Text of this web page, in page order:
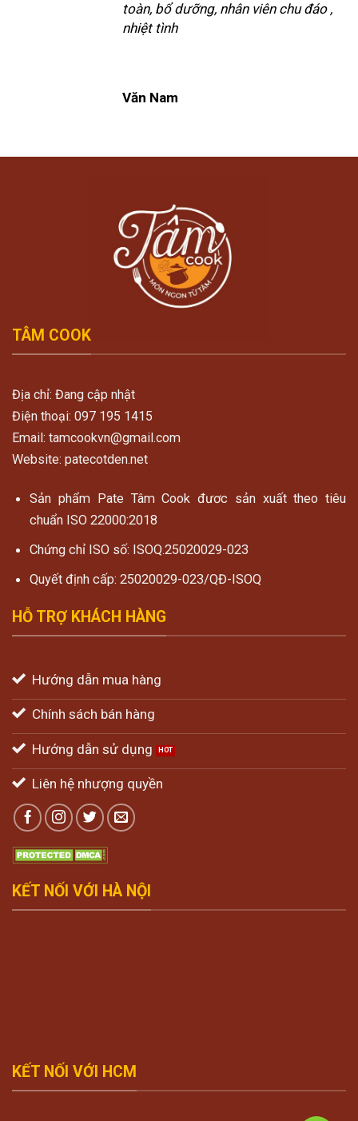
toàn, bổ dưỡng, nhân viên chu đáo ,
nhiệt tình
Văn Nam
TÂM COOK
Địa chỉ: Đang cập nhật
Điện thoại: 097 195 1415
Email: tamcookvn@gmail.com
Website: patecotden.net
Sản phẩm Pate Tâm Cook đươc sản xuất theo tiêu
chuẩn ISO 22000:2018
Chứng chỉ ISO số: ISOQ.25020029-023
Quyết định cấp: 25020029-023/QĐ-ISOQ
HỖ TRỢ KHÁCH HÀNG
Hướng dẫn mua hàng
Chính sách bán hàng
Hướng dẫn sử dụng
Liên hệ nhượng quyền
KẾT NỐI VỚI HÀ NỘI
KẾT NỐI VỚI HCM